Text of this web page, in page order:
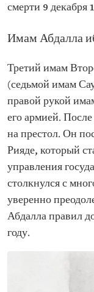
смерти 9 декабря
Имам Абдалла
Третий имам
(седьмой имам
правой рукой
его армией.
на престол. Он
Рияде, который
управления
столкнулся с
уверенно
Абдалла правил
году.